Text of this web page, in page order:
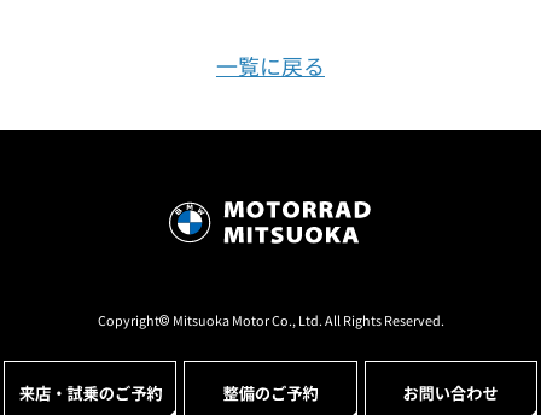
一覧に戻る
Copyright© Mitsuoka Motor Co., Ltd. All Rights Reserved.